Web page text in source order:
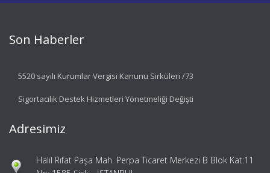
Son Haberler
5520 sayılı Kurumlar Vergisi Kanunu Sirküleri /73
Sigortacılık Destek Hizmetleri Yönetmeliği Değişti
Adresimiz
Halil Rıfat Paşa Mah. Perpa Ticaret Merkezi B Blok Kat:11